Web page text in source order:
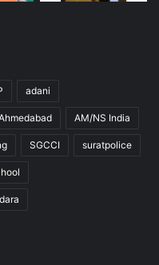
adani
AM/NS India
SGCCI suratpolice